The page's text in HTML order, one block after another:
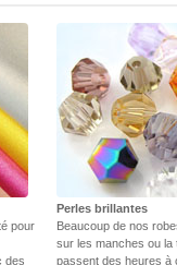
pour
des
Perles brillantes
Beaucoup de nos
sur les manches ou la
passent des heures à